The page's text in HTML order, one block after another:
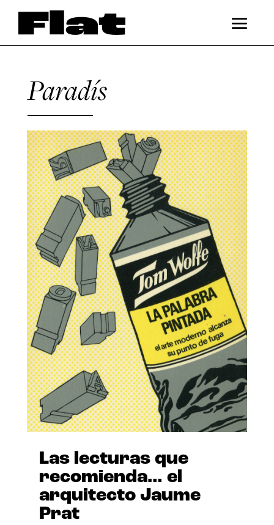
Paradís
Las lecturas que
recomienda… el
arquitecto Jaume
Prat